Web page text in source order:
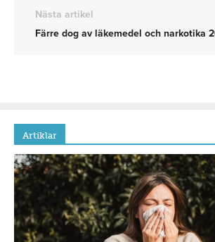
Nästa artikel
Färre dog av läkemedel och narkotika
Artiklar